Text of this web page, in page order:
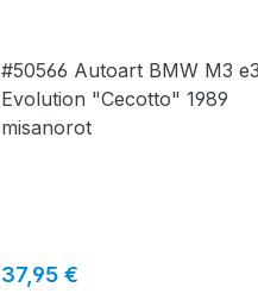
#50566 Autoart BMW M3
Evolution "Cecotto" 1989
misanorot
Regulärer Preis:
37,95 €